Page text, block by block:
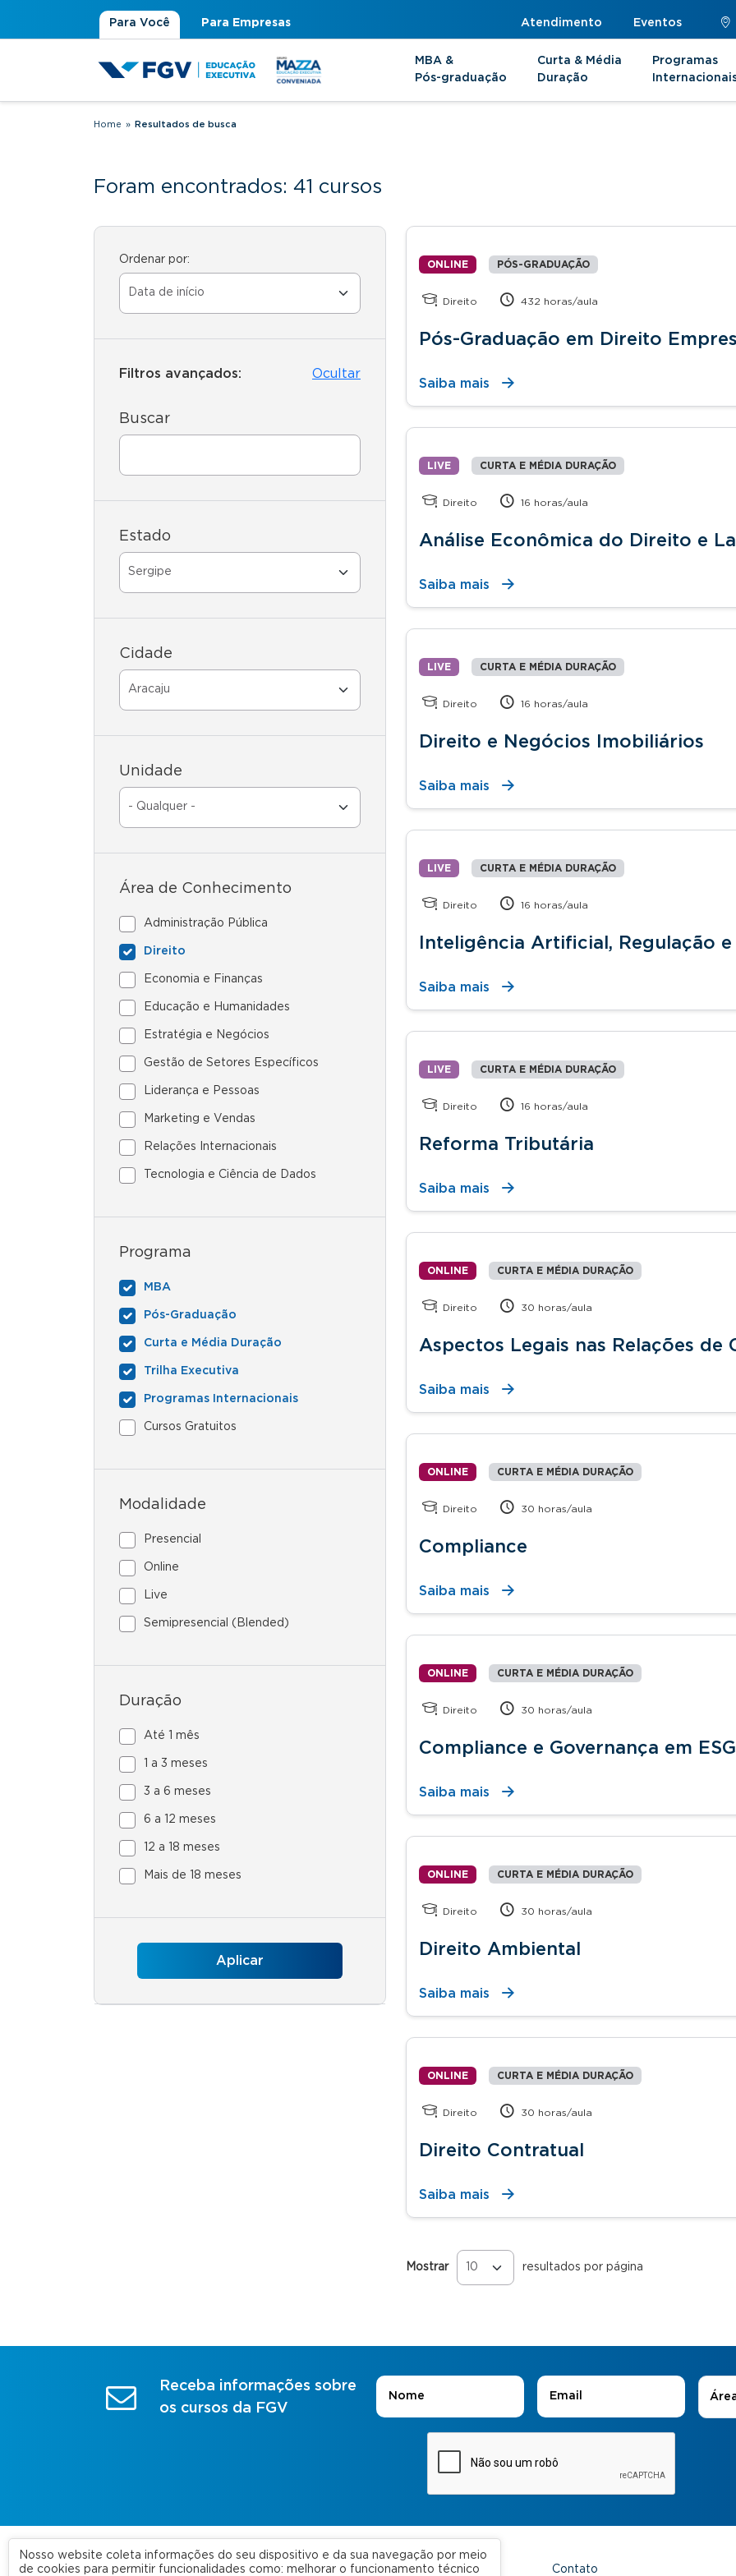
Para Você Para Empresas Atendimento Eventos
MBA &
Pós-graduação
Curta & Média
Duração
Programas
Você está aqui
Home » Resultados de busca
Foram encontrados: 41 cursos
Ordenar por:
Filtros avançados: Ocultar
Buscar
Estado
Cidade
Unidade
Área de Conhecimento
Administração Pública
Direito
Economia e Finanças
Educação e Humanidades
Estratégia e Negócios
Gestão de Setores Específicos
Liderança e Pessoas
Marketing e Vendas
Relações Internacionais
Tecnologia e Ciência de Dados
Programa
MBA
Pós-Graduação
Curta e Média Duração
Trilha Executiva
Programas Internacionais
Cursos Gratuitos
Modalidade
Presencial
Online
Live
Semipresencial (Blended)
Duração
Até 1 mês
1 a 3 meses
3 a 6 meses
6 a 12 meses
12 a 18 meses
Mais de 18 meses
ONLINE PÓS-GRADUAÇÃO
Direito 432 horas/aula
Pós-Graduação em Direito
Saiba mais
LIVE CURTA E MÉDIA DURAÇÃO
Direito 16 horas/aula
Análise Econômica do Direito e
Saiba mais
LIVE CURTA E MÉDIA DURAÇÃO
Direito 16 horas/aula
Direito e Negócios Imobiliários
Saiba mais
LIVE CURTA E MÉDIA DURAÇÃO
Direito 16 horas/aula
Inteligência Artificial, Regulação e
Saiba mais
LIVE CURTA E MÉDIA DURAÇÃO
Direito 16 horas/aula
Reforma Tributária
Saiba mais
ONLINE CURTA E MÉDIA DURAÇÃO
Direito 30 horas/aula
Aspectos Legais nas Relações de
Saiba mais
ONLINE CURTA E MÉDIA DURAÇÃO
Direito 30 horas/aula
Compliance
Saiba mais
ONLINE CURTA E MÉDIA DURAÇÃO
Direito 30 horas/aula
Compliance e Governança em ESG
Saiba mais
ONLINE CURTA E MÉDIA DURAÇÃO
Direito 30 horas/aula
Direito Ambiental
Saiba mais
ONLINE CURTA E MÉDIA DURAÇÃO
Direito 30 horas/aula
Direito Contratual
Saiba mais
Mostrar resultados por página
Páginas
Receba informações sobre
os cursos da FGV
Nome E-mail Áreas
A FGV Contato
Nosso website coleta informações do seu dispositivo e da sua navegação por meio
de cookies para permitir funcionalidades como: melhorar o funcionamento técnico